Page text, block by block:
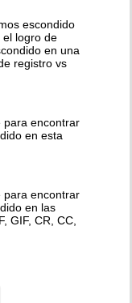
escondido
el logro de
en una
registro vs
para encontrar
en esta
para encontrar
en las
GIF, CR, CC,